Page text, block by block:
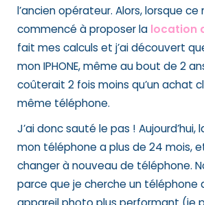
l’ancien opérateur. Alors, lorsque ce
commencé à proposer la location
fait mes calculs et j’ai découvert
mon IPHONE, même au bout de 2
coûterait 2 fois moins qu’un achat
même téléphone.
J’ai donc sauté le pas ! Aujourd’hui,
mon téléphone a plus de 24 mois,
changer à nouveau de téléphone.
parce que je cherche un téléphone